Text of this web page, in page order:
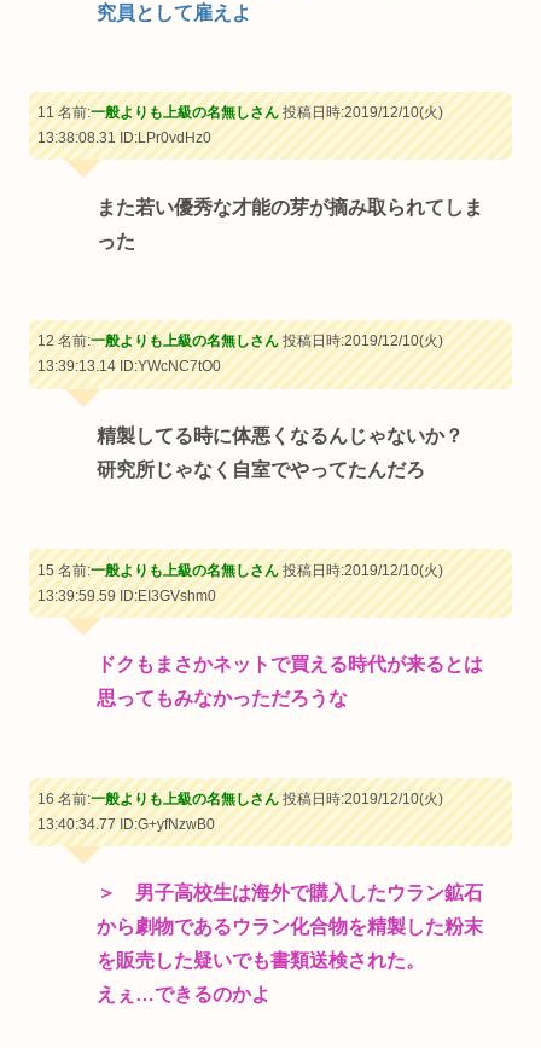
究員として雇えよ
11 名前:一般よりも上級の名無しさん投稿日時:2019/12/10(火)
13:38:08.31ID:LPr0vdHz0
また若い優秀な才能の芽が摘み取られてしま
った
12 名前:一般よりも上級の名無しさん投稿日時:2019/12/10(火)
13:39:13.14ID:YWcNC7tO0
精製してる時に体悪くなるんじゃないか？
研究所じゃなく自室でやってたんだろ
15 名前:一般よりも上級の名無しさん投稿日時:2019/12/10(火)
13:39:59.59ID:EI3GVshm0
ドクもまさかネットで買える時代が来るとは
思ってもみなかっただろうな
16 名前:一般よりも上級の名無しさん投稿日時:2019/12/10(火)
13:40:34.77ID:G+yfNzwB0
＞ 男子高校生は海外で購入したウラン鉱石
から劇物であるウラン化合物を精製した粉末
を販売した疑いでも書類送検された。
えぇ…できるのかよ